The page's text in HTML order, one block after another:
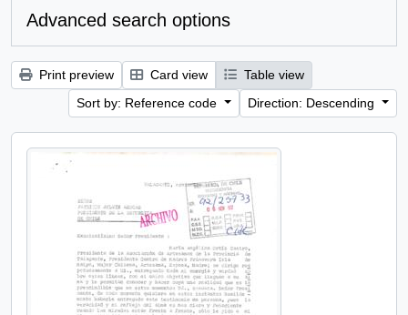
Advanced search options
Print preview Card view
Table view
Sort by: Reference code
Direction: Descending